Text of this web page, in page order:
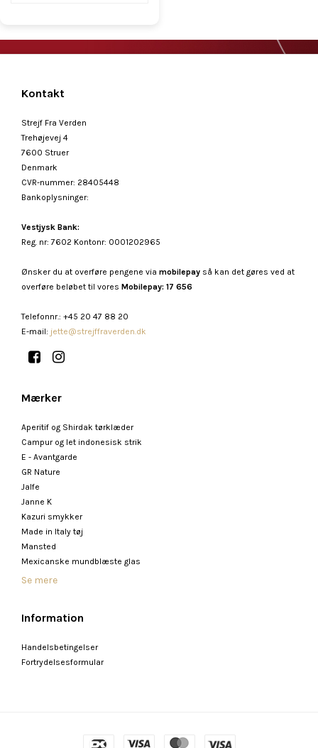
Kontakt
Strejf Fra Verden
Trehøjevej 4
7600 Struer
Denmark
CVR-nummer: 28405448
Bankoplysninger:
Vestjysk Bank:
Reg. nr: 7602 Kontonr: 0001202965
Ønsker du at overføre pengene via mobilepay så kan det gøres ved at
overføre beløbet til vores Mobilepay: 17 656
Telefonnr.: +45 20 47 88 20
E-mail: jette@strejffraverden.dk
Mærker
Aperitif og Shirdak tørklæder
Campur og let indonesisk strik
E - Avantgarde
GR Nature
Jalfe
Janne K
Kazuri smykker
Made in Italy tøj
Mansted
Mexicanske mundblæste glas
Se mere
Information
Handelsbetingelser
Fortrydelsesformular